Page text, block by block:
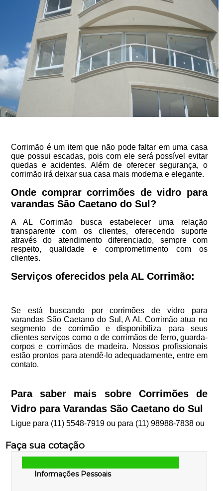
Corrimão é um item que não pode faltar em uma casa
que possui escadas, pois com ele será possível evitar
quedas e acidentes. Além de oferecer segurança, o
corrimão irá deixar sua casa mais moderna e elegante.
Onde comprar corrimões de vidro para
varandas São Caetano do Sul?
A AL Corrimão busca estabelecer uma relação
transparente com os clientes, oferecendo suporte
através do atendimento diferenciado, sempre com
respeito, qualidade e comprometimento com os
clientes.
Serviços oferecidos pela AL Corrimão:
Se está buscando por corrimões de vidro para
varandas São Caetano do Sul, A AL Corrimão atua no
segmento de corrimão e disponibiliza para seus
clientes serviços como o de corrimãos de ferro, guarda-
corpos e corrimãos de madeira. Nossos profissionais
estão prontos para atendê-lo adequadamente, entre em
contato.
Para saber mais sobre Corrimões de
Vidro para Varandas São Caetano do Sul
Ligue para (11) 5548-7919ou para (11) 98988-7838ou
Faça sua cotação
Informações Pessoais